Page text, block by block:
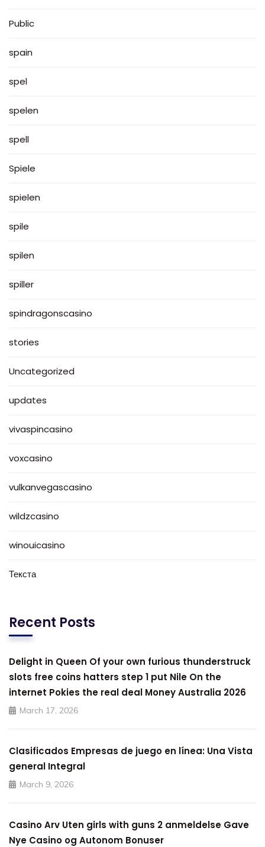
Public
spain
spel
spelen
spell
Spiele
spielen
spile
spilen
spiller
spindragonscasino
stories
Uncategorized
updates
vivaspincasino
voxcasino
vulkanvegascasino
wildzcasino
winouicasino
Текста
Recent Posts
Delight in Queen Of your own furious thunderstruck
slots free coins hatters step 1 put Nile On the
internet Pokies the real deal Money Australia 2026
March 17, 2026
Clasificados Empresas de juego en línea: Una Vista
general Integral
March 9, 2026
Casino Arv Uten girls with guns 2 anmeldelse Gave
Nye Casino og Autonom Bonuser